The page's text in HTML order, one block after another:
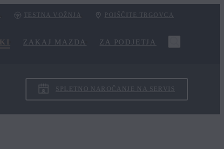
TESTNA VOŽNJA POIŠČITE TRGOVCA
ZAKAJ MAZDA ZA PODJETJA
SPLETNO NAROČANJE NA SERVIS